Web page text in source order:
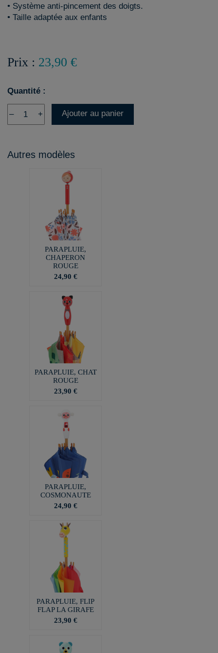
• Système anti-pincement des doigts.
• Taille adaptée aux enfants
Prix : 23,90 €
Quantité :
– + Ajouter au panier
Autres modèles
PARAPLUIE,
CHAPERON
ROUGE
24,90 €
PARAPLUIE, CHAT
ROUGE
23,90 €
PARAPLUIE,
COSMONAUTE
24,90 €
PARAPLUIE, FLIP
FLAP LA GIRAFE
23,90 €